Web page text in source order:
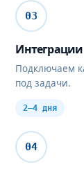
03
Интеграции
Подключаем
под задачи.
2–4 дня
04